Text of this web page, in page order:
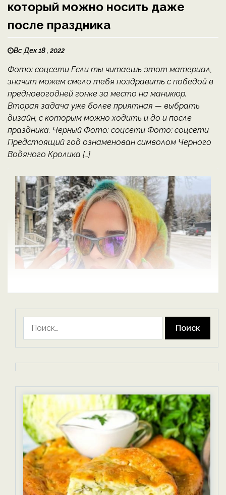
который можно носить даже
после праздника
Вс Дек 18 , 2022
Фото: соцсети Если ты читаешь этот материал,
значит можем смело тебя поздравить с победой в
предновогодней гонке за место на маникюр.
Вторая задача уже более приятная — выбрать
дизайн, с которым можно ходить и до и после
праздника. Черный Фото: соцсети Фото: соцсети
Предстоящий год ознаменован символом Черного
Водяного Кролика […]